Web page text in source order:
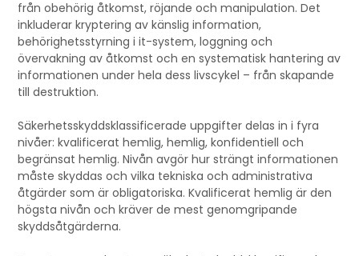
från obehörig åtkomst, röjande och manipulation. Det
inkluderar kryptering av känslig information,
behörighetsstyrning i it-system, loggning och
övervakning av åtkomst och en systematisk hantering av
informationen under hela dess livscykel – från skapande
till destruktion.
Säkerhetsskyddsklassificerade uppgifter delas in i fyra
nivåer: kvalificerat hemlig, hemlig, konfidentiell och
begränsat hemlig. Nivån avgör hur strängt informationen
måste skyddas och vilka tekniska och administrativa
åtgärder som är obligatoriska. Kvalificerat hemlig är den
högsta nivån och kräver de mest genomgripande
skyddsåtgärderna.